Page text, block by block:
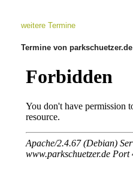
weitere Termine
Termine von parkschuetzer.de